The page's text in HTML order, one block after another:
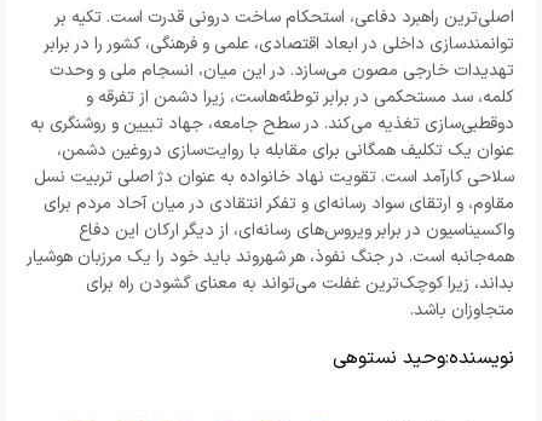
اصلی‌ترین راهبرد دفاعی، استحکام ساخت درونی قدرت است. تکیه بر
توانمندسازی داخلی در ابعاد اقتصادی، علمی و فرهنگی، کشور را در برابر
تهدیدات خارجی مصون می‌سازد. در این میان، انسجام ملی و وحدت
کلمه، سد مستحکمی در برابر توطئه‌هاست، زیرا دشمن از تفرقه و
دوقطبی‌سازی تغذیه می‌کند. در سطح جامعه، جهاد تبیین و روشنگری به
عنوان یک تکلیف همگانی برای مقابله با روایت‌سازی دروغین دشمن،
سلاحی کارآمد است. تقویت نهاد خانواده به عنوان دژ اصلی تربیت نسل
مقاوم، و ارتقای سواد رسانه‌ای و تفکر انتقادی در میان آحاد مردم برای
واکسیناسیون در برابر ویروس‌های رسانه‌ای، از دیگر ارکان این دفاع
همه‌جانبه است. در جنگ نفوذ، هر شهروند باید خود را یک مرزبان هوشیار
بداند، زیرا کوچک‌ترین غفلت می‌تواند به معنای گشودن راه برای
متجاوزان باشد.
نویسنده:وحید نستوهی